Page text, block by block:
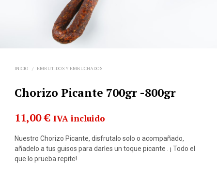
INICIO / EMBUTIDOS Y EMBUCHADOS
Chorizo Picante 700gr -800gr
11,00€ IVA incluido
Nuestro Chorizo Picante, disfrutalo solo o acompañado,
añadelo a tus guisos para darles un toque picante . ¡ Todo el
que lo prueba repite!